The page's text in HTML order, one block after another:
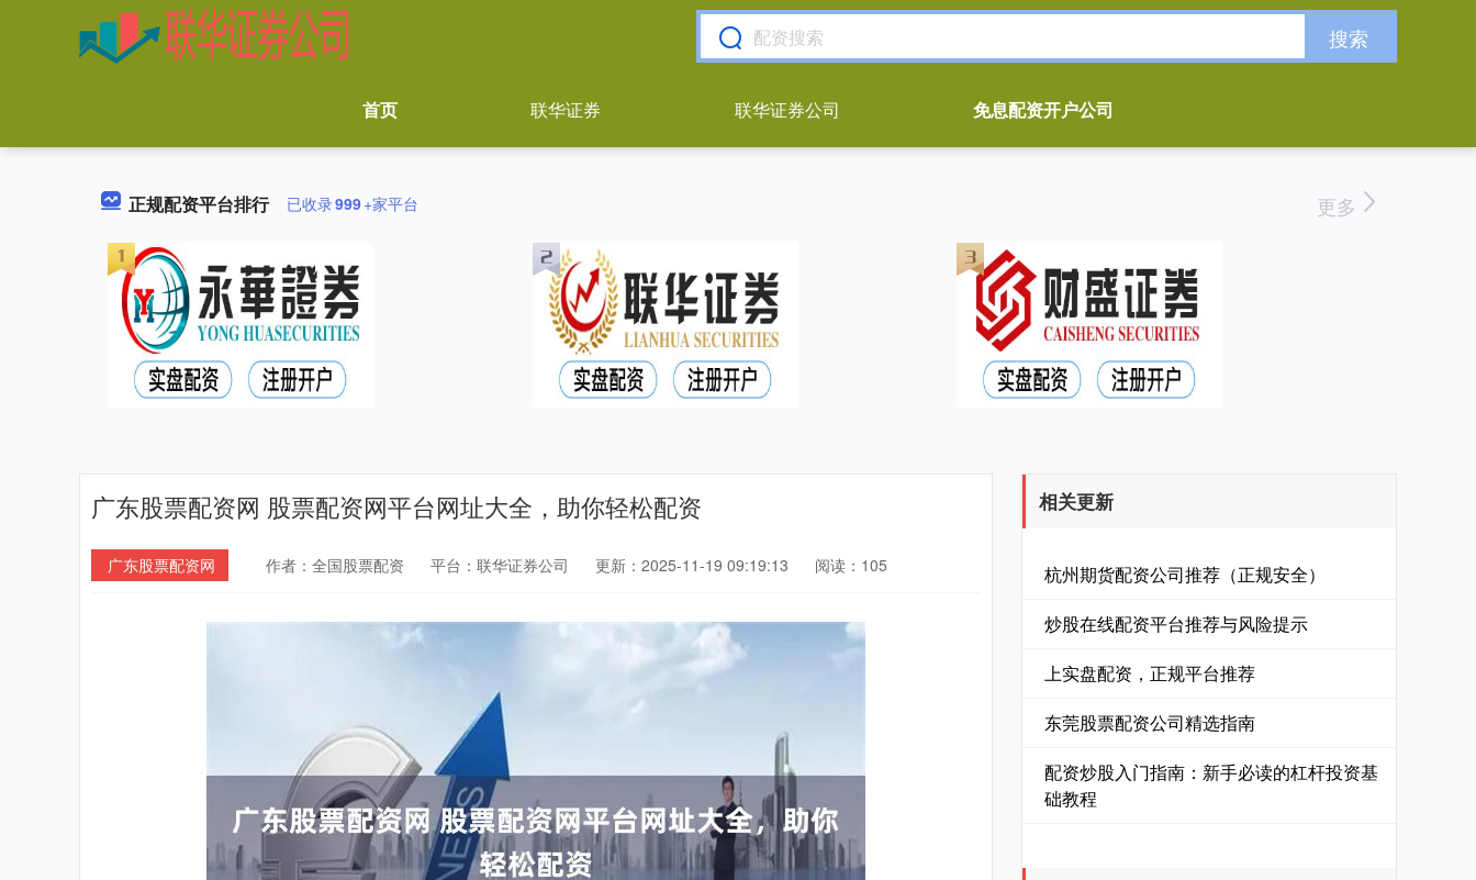
搜索
首页 联华证券 联华证券公司 免息配资开户公司
正规配资平台排行 已收录999+家平台 更多
广东股票配资网 股票配资网平台网址大全，助你轻松配资
广东股票配资网 作者：全国股票配资 平台：联华证券公司 更新：2025-11-19 09:19:13 阅读：105
相关更新
杭州期货配资公司推荐（正规安全）
炒股在线配资平台推荐与风险提示
上实盘配资，正规平台推荐
东莞股票配资公司精选指南
配资炒股入门指南：新手必读的杠杆投资基
础教程